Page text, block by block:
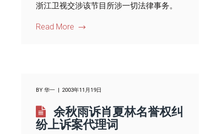
浙江卫视交涉该节目所涉一切法律事务。
Read More
BY 华一 2003年11月19日
余秋雨诉肖夏林名誉权纠
纷上诉案代理词